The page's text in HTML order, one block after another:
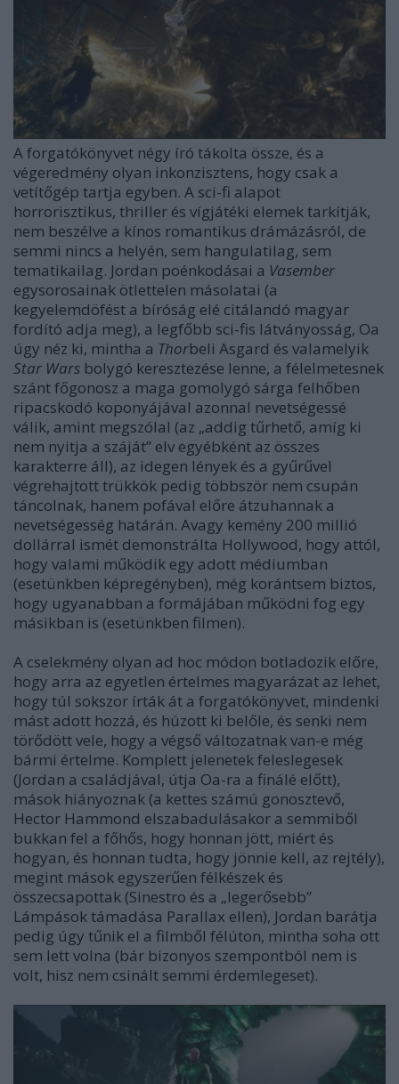
A forgatókönyvet négy író tákolta össze, és a
végeredmény olyan inkonzisztens, hogy csak a
vetítőgép tartja egyben. A sci-fi alapot
horrorisztikus, thriller és vígjátéki elemek tarkítják,
nem beszélve a kínos romantikus drámázásról, de
semmi nincs a helyén, sem hangulatilag, sem
tematikailag. Jordan poénkodásai a Vasember
egysorosainak ötlettelen másolatai (a
kegyelemdöfést a bíróság elé citálandó magyar
fordító adja meg), a legfőbb sci-fis látványosság, Oa
úgy néz ki, mintha a Thorbeli Asgard és valamelyik
Star Wars bolygó keresztezése lenne, a félelmetesnek
szánt főgonosz a maga gomolygó sárga felhőben
ripacskodó koponyájával azonnal nevetségessé
válik, amint megszólal (az „addig tűrhető, amíg ki
nem nyitja a száját” elv egyébként az összes
karakterre áll), az idegen lények és a gyűrűvel
végrehajtott trükkök pedig többször nem csupán
táncolnak, hanem pofával előre átzuhannak a
nevetségesség határán. Avagy kemény 200 millió
dollárral ismét demonstrálta Hollywood, hogy attól,
hogy valami működik egy adott médiumban
(esetünkben képregényben), még korántsem biztos,
hogy ugyanabban a formájában működni fog egy
másikban is (esetünkben filmen).
A cselekmény olyan ad hoc módon botladozik előre,
hogy arra az egyetlen értelmes magyarázat az lehet,
hogy túl sokszor írták át a forgatókönyvet, mindenki
mást adott hozzá, és húzott ki belőle, és senki nem
törődött vele, hogy a végső változatnak van-e még
bármi értelme. Komplett jelenetek feleslegesek
(Jordan a családjával, útja Oa-ra a finálé előtt),
mások hiányoznak (a kettes számú gonosztevő,
Hector Hammond elszabadulásakor a semmiből
bukkan fel a főhős, hogy honnan jött, miért és
hogyan, és honnan tudta, hogy jönnie kell, az rejtély),
megint mások egyszerűen félkészek és
összecsapottak (Sinestro és a „legerősebb”
Lámpások támadása Parallax ellen), Jordan barátja
pedig úgy tűnik el a filmből félúton, mintha soha ott
sem lett volna (bár bizonyos szempontból nem is
volt, hisz nem csinált semmi érdemlegeset).